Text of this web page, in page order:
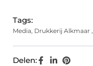
Tags:
Media, Drukkerij Alkmaar ,
Delen: